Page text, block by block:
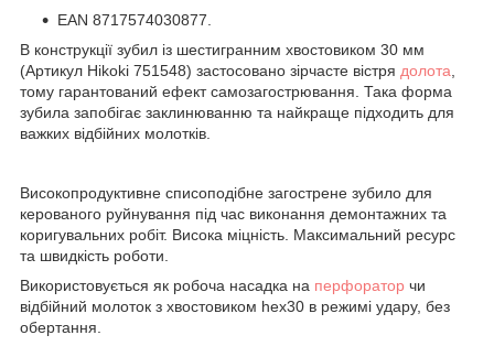
EAN 8717574030877.
В конструкції зубил із шестигранним хвостовиком 30 мм
(Артикул Hikoki 751548) застосовано зірчасте вістря долота
тому гарантований ефект самозагострювання. Така форма
зубила запобігає заклинюванню та найкраще підходить для
важких відбійних молотків.
Високопродуктивне списоподібне загострене зубило для
керованого руйнування під час виконання демонтажних та
коригувальних робіт. Висока міцність. Максимальний ресурс
та швидкість роботи.
Використовується як робоча насадка на перфоратор чи
відбійний молоток з хвостовиком heх30 в режимі удару, без
обертання.